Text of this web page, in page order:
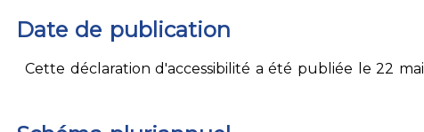
Date de publication
Cette déclaration d'accessibilité a été publiée le 22